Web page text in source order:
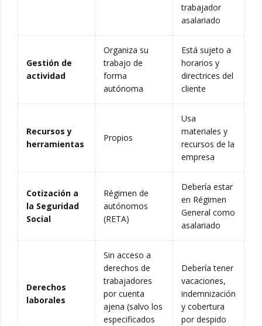
trabajador
asalariado
Gestión de
actividad
Organiza su
trabajo de
forma
autónoma
Está sujeto a
horarios y
directrices del
cliente
Recursos y
herramientas
Propios
Usa
materiales y
recursos de la
empresa
Cotización a
la Seguridad
Social
Régimen de
autónomos
(RETA)
Debería estar
en Régimen
General como
asalariado
Derechos
laborales
Sin acceso a
derechos de
trabajadores
por cuenta
ajena (salvo los
especificados
Debería tener
vacaciones,
indemnización
y cobertura
por despido